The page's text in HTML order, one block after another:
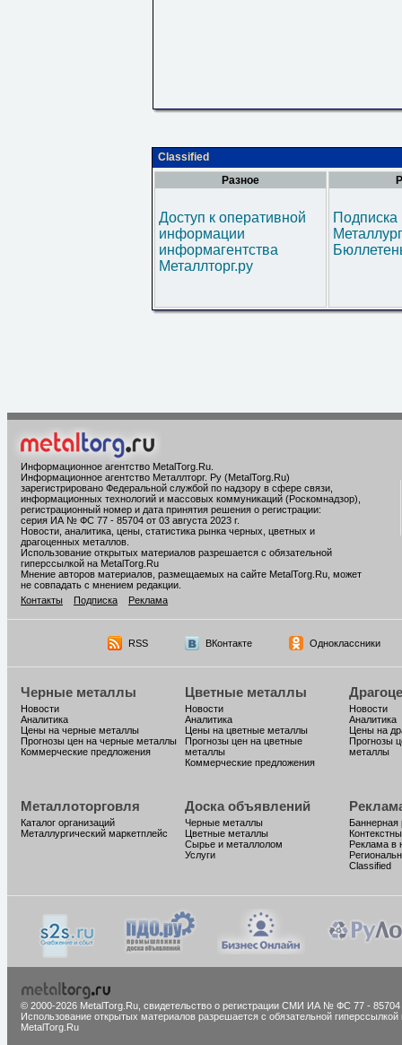
Classified
Разное
Доступ к оперативной
информации
информагентства
Металлторг.ру
Информационное агентство MetalTorg.Ru
Информационное агентство Металлторг. Ру (MetalTorg.Ru)
зарегистрировано Федеральной службой по надзору в сфере связи,
информационных технологий и массовых коммуникаций (Роскомнадзор),
регистрационный номер и дата принятия решения о регистрации:
серия ИА № ФС 77 - 85704 от 03 августа 2023 г.
Новости, аналитика, цены, статистика рынка черных, цветных и
драгоценных металлов.
Использование открытых материалов разрешается с обязательной
гиперссылкой на MetalTorg.Ru
Мнение авторов материалов, размещаемых на сайте MetalTorg.Ru, может
не совпадать с мнением редакции.
Контакты
Подписка Реклама
RSS ВКонтакте Одноклассники
Черные металлы
Новости
Аналитика
Цены на черные металлы
Прогнозы цен на черные металлы
Коммерческие предложения
Цветные металлы
Новости
Аналитика
Цены на цветные металлы
Прогнозы цен на цветные
металлы
Коммерческие предложения
Новости
Аналитика
Цены на
Прогнозы
металлы
Металлоторговля
Каталог организаций
Металлургический маркетплейс
Доска объявлений
Черные металлы
Цветные металлы
Сырье и металлолом
Услуги
Баннерная
Реклама в
Classified
© 2000-2026 MetalTorg.Ru, cвидетельство о регистрации СМИ ИА № ФС 77 - 85704
Использование открытых материалов разрешается с обязательной гиперссылкой
MetalTorg.Ru